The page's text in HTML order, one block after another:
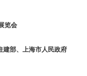
览会
建部、上海市人民政府